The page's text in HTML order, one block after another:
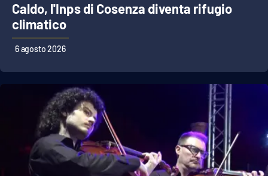
Caldo, l'Inps di Cosenza diventa rifugio
climatico
6 agosto 2026